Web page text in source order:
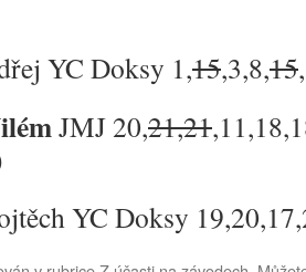
YC Doksy 1,15,3,8,15
JMJ 20,21,21
YC Doksy